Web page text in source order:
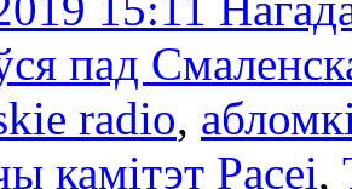
пад
radio,
камітэт Расеі,